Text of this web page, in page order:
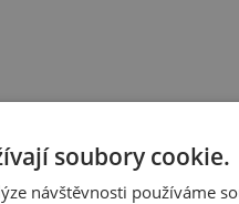
soubory cookie.
návštěvnosti používáme